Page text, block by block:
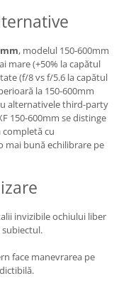
, modelul 150-600mm
mare (+50% la capătul
(f/8 vs f/5.6 la capătul
la 150-600mm
alternativele third-party
150-600mm se distinge
cu
mai bună echilibrare pe
invizibile ochiului liber
subiectul.
face manevrarea pe